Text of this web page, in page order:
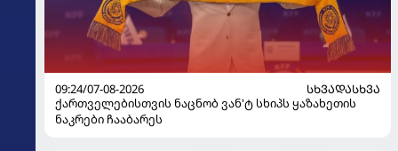
09:24/07-08-2026
ᲡᲮᲕᲐᲓᲐᲡᲮᲕᲐ
ქართველებისთვის ნაცნობ ვან'ტ სხიპს ყაზახეთის
ნაკრები ჩააბარეს